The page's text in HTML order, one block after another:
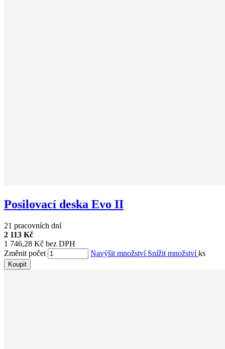
Posilovací deska Evo II
21 pracovních dní
2 113 Kč
1 746,28 Kč bez DPH
Změnit počet
Navýšit množství Snížit množstvíks
Koupit